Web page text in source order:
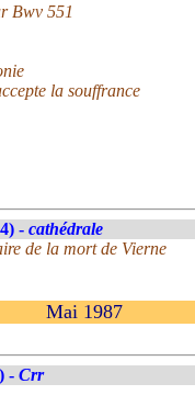
Bwv 551
la souffrance
- cathédrale
de la mort de Vierne
Mai 1987
- Crr